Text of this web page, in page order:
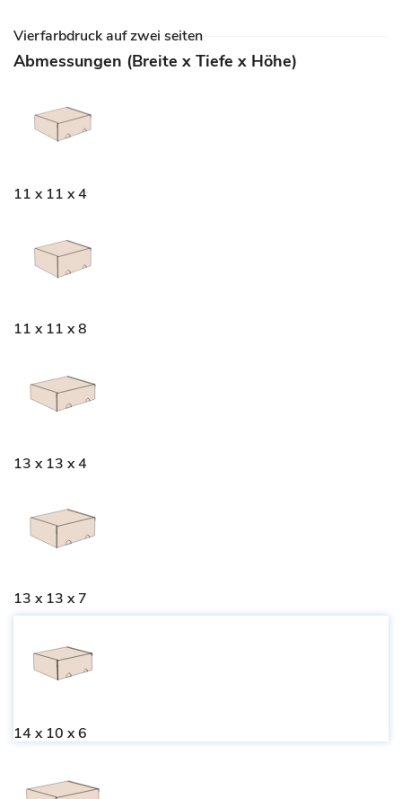
Vierfarbdruck auf zwei seiten
Abmessungen (Breite x Tiefe x Höhe)
11 x 11 x 4
11 x 11 x 8
13 x 13 x 4
13 x 13 x 7
14 x 10 x 6